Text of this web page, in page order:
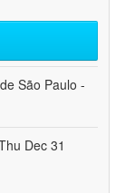
São Paulo -
Dec 31